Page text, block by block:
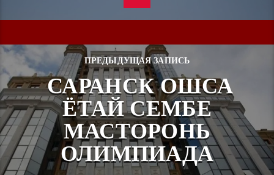
ПРЕДЫДУЩАЯ ЗАПИСЬ
САРАНСК ОШСА
ЁТАЙ СЕМБЕ
МАСТОРОНЬ
ОЛИМПИАДА